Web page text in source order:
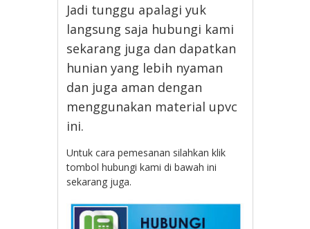
Jadi tunggu apalagi yuk
langsung saja hubungi kami
sekarang juga dan dapatkan
hunian yang lebih nyaman
dan juga aman dengan
menggunakan material upvc
ini.
Untuk cara pemesanan silahkan klik
tombol hubungi kami di bawah ini
sekarang juga.